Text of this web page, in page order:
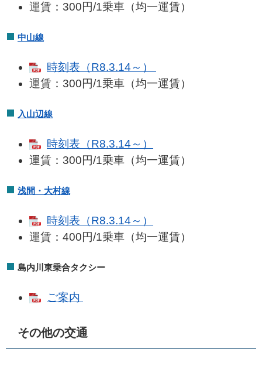
運賃：300円/1乗車（均一運賃）
中山線
時刻表（R8.3.14～）
運賃：300円/1乗車（均一運賃）
入山辺線
時刻表（R8.3.14～）
運賃：300円/1乗車（均一運賃）
浅間・大村線
時刻表（R8.3.14～）
運賃：400円/1乗車（均一運賃）
島内川東乗合タクシー
ご案内
その他の交通